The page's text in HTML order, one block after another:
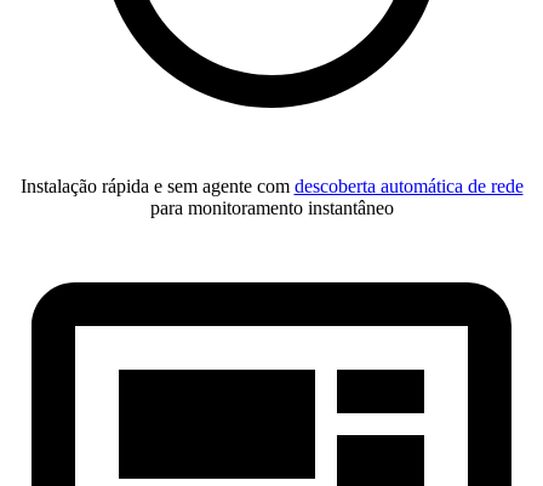
Instalação rápida e sem agente com descoberta automática de rede
para monitoramento instantâneo